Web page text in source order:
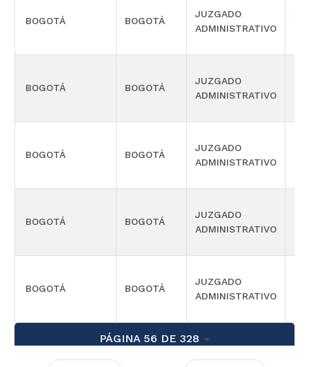
BOGOTÁ BOGOTÁ
JUZGADO
ADMINISTRATIVO
BOGOTÁ BOGOTÁ
JUZGADO
ADMINISTRATIVO
BOGOTÁ BOGOTÁ
JUZGADO
ADMINISTRATIVO
BOGOTÁ BOGOTÁ
JUZGADO
ADMINISTRATIVO
BOGOTÁ BOGOTÁ
JUZGADO
ADMINISTRATIVO
PÁGINA 56 DE 328